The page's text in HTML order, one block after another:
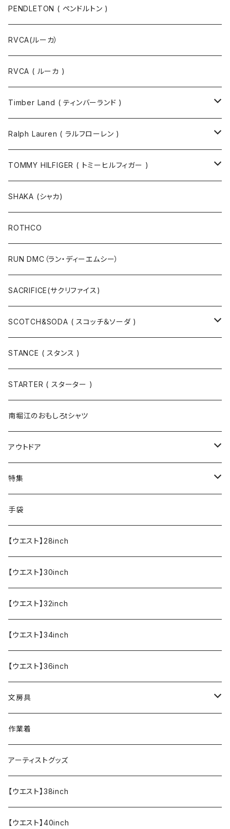
PENDLETON ( ペンドルトン )
RVCA(ルーカ）
RVCA ( ルーカ )
Timber Land ( ティンバーランド )
ソックス
半袖Tシャツ
長袖Tシャツ
キャップ
ニットキャップ / ビーニー
ベルト / サスペンダー
Ralph Lauren ( ラルフローレン )
シャツ
帽子
ニットキャップ / ビーニー
キャップ
マフラー / ストール
シューズ
ニット
スウェット
Tシャツ / カットソー
半袖
長袖
手袋
ソックス
Tシャツ・カットソー
TOMMY HILFIGER ( トミーヒルフィガー )
ジャケット
SHAKA (シャカ)
ROTHCO
RUN DMC（ラン・ディーエムシー）
SACRIFICE(サクリファイス)
SCOTCH&SODA ( スコッチ＆ソーダ )
トップス
ボトムス
アウター
STANCE ( スタンス )
STARTER ( スターター )
南堀江のおもしろtシャツ
アウトドア
寝具・寝袋・ブランケット
食器・調理器具
エプロン
特集
メール便送料無料★オリジナルT
半袖Tシャツ
OUTLET!!!!!
手袋
【ウエスト】28inch
【ウエスト】30inch
【ウエスト】32inch
【ウエスト】34inch
【ウエスト】36inch
文房具
ペンケース
作業着
アーティストグッズ
【ウエスト】38inch
【ウエスト】40inch